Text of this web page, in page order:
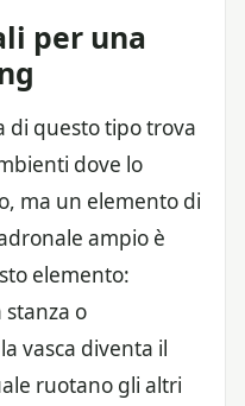
per una
di questo tipo trova
dove lo
ma un elemento di
ampio è
elemento:
stanza o
vasca diventa il
ruotano gli altri